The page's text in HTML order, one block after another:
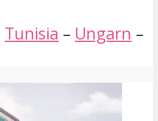
Tunisia – Ungarn –